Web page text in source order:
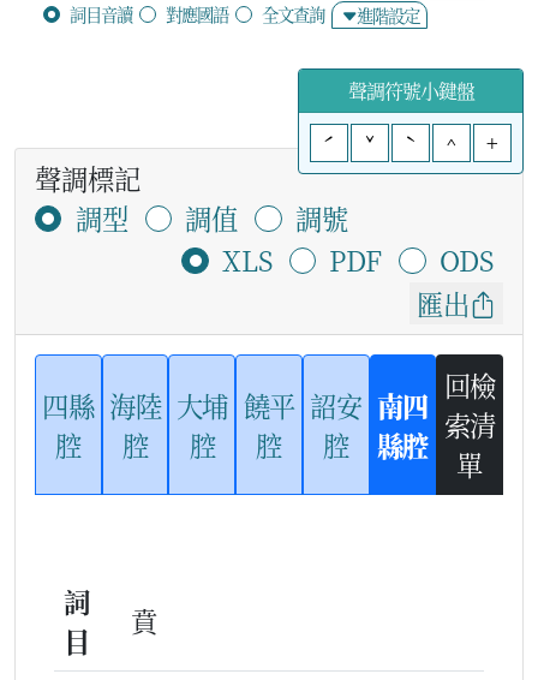
詞目音讀 對應國語 全文查詢 進階設定
聲調符號小鍵盤
ˊ
ˇ ˋ ^ +
聲調標記
調型
調值
調號
XLS
PDF
ODS
匯出
四縣
腔
海陸
腔
大埔
腔
饒平
腔
詔安
腔
南四
縣腔
回檢
索清
單
詞
目
賁